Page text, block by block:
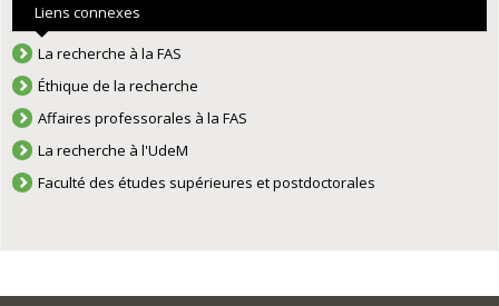
Liens connexes
La recherche à la FAS
Éthique de la recherche
Affaires professorales à la FAS
La recherche à l'UdeM
Faculté des études supérieures et postdoctorales